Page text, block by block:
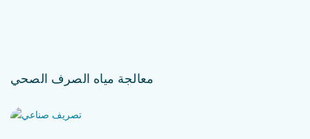
معالجة مياه الصرف الصحي